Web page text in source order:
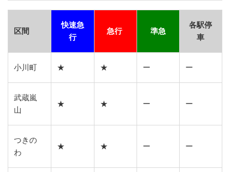
区間
快速急
行
急行 準急
各駅停
車
小川町 ★ ★ ー ー
武蔵嵐
山
★ ★ ー ー
つきの
わ
★ ★ ー ー